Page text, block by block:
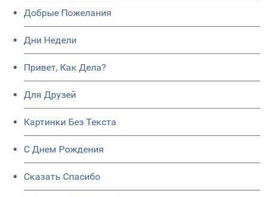
Добрые Пожелания
Дни Недели
Привет, Как Дела?
Для Друзей
Картинки Без Текста
C Днем Рождения
Сказать Спасибо